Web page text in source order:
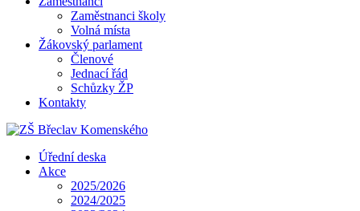
Zaměstnanci školy
Volná místa
Žákovský parlament
Členové
Jednací řád
Schůzky ŽP
Kontakty
Úřední deska
Akce
2025/2026
2024/2025